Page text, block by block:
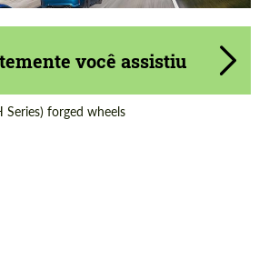
você assistiu